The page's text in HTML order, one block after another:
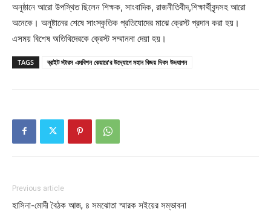
অনুষ্ঠানে আরো উপস্থিত ছিলেন শিক্ষক, সাংবাদিক, রাজনীতিবীদ,শিক্ষার্থীবৃন্দসহ আরো
অনেকে। অনুষ্টানের শেষে সাংস্কৃতিক প্রতিযোদের মাঝে ক্রেস্ট প্রদান করা হয়।
এসময় বিশেষ অতিথিদেরকে ক্রেস্ট সম্মাননা দেয়া হয়।
TAGS ব্রাইট স্টারস এমবিশন কেয়ারে'র উদ্যোগে মহান বিজয় দিবস উদযাপন
Previous article
হাসিনা-মোদী বৈঠক আজ, ৪ সমঝোতা স্মারক সইয়ের সম্ভাবনা